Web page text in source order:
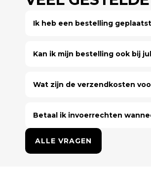
Ik heb een bestelling
Kan ik mijn bestelling ook bij
Wat zijn de verzendkosten
Betaal ik invoerrechten
ALLE VRAGEN